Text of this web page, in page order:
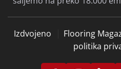
Izdvojeno Flooring
politika